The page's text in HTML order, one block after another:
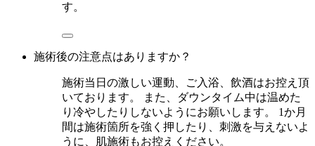
す。
施術後の注意点はありますか？
施術当日の激しい運動、ご入浴、飲酒はお控え頂
いております。 また、ダウンタイム中は温めた
り冷やしたりしないようにお願いします。 1か月
間は施術箇所を強く押したり、刺激を与えないよ
うに、肌施術もお控えください。